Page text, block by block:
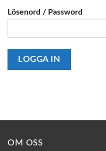
Lösenord / Password
OM OSS